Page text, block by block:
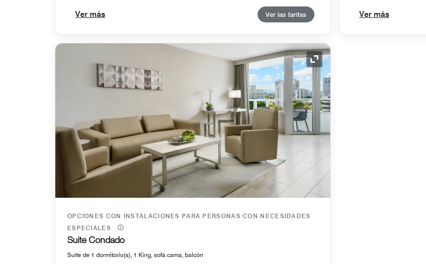
Ver más Ver las tarifas Ver más
Icono de expansión
OPCIONES CON INSTALACIONES PARA PERSONAS CON NECESIDADES
ESPECIALES
Suite Condado
Suite de 1 dormitorio(s), 1 King, sofá cama, balcón